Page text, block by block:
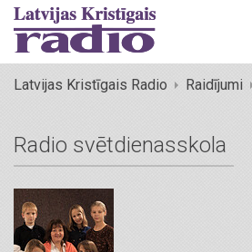
Latvijas Kristīgais Radio Raidījumi
Radio svētdienasskola